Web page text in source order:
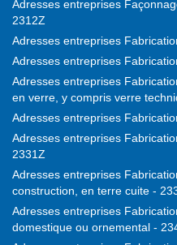
Adresses entreprises
2312Z
Adresses entreprises
Adresses entreprises
Adresses entreprises
en verre, y compris verre
Adresses entreprises
Adresses entreprises
2331Z
Adresses entreprises
construction, en terre cuite -
Adresses entreprises
domestique ou ornemental -